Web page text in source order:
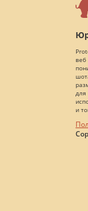
и